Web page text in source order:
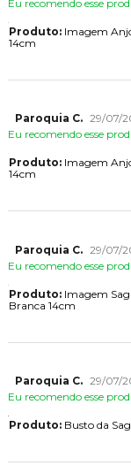
Eu recomendo esse
Produto:Imagem
14cm
Paroquia C. 29/07/
Eu recomendo esse
Produto:Imagem
14cm
Paroquia C. 29/07/
Eu recomendo esse
Produto:Imagem
Branca 14cm
Paroquia C. 29/07/
Eu recomendo esse
Produto:Busto da